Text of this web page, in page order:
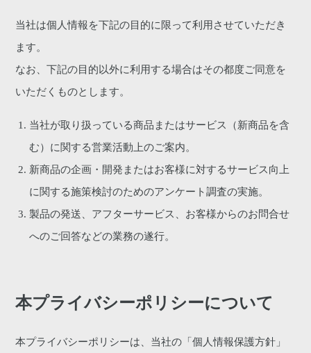
当社は個人情報を下記の目的に限って利用させていただき
ます。
なお、下記の目的以外に利用する場合はその都度ご同意を
いただくものとします。
当社が取り扱っている商品またはサービス（新商品を含
む）に関する営業活動上のご案内。
新商品の企画・開発またはお客様に対するサービス向上
に関する施策検討のためのアンケート調査の実施。
製品の発送、アフターサービス、お客様からのお問合せ
へのご回答などの業務の遂行。
本プライバシーポリシーについて
本プライバシーポリシーは、当社の「個人情報保護方針」